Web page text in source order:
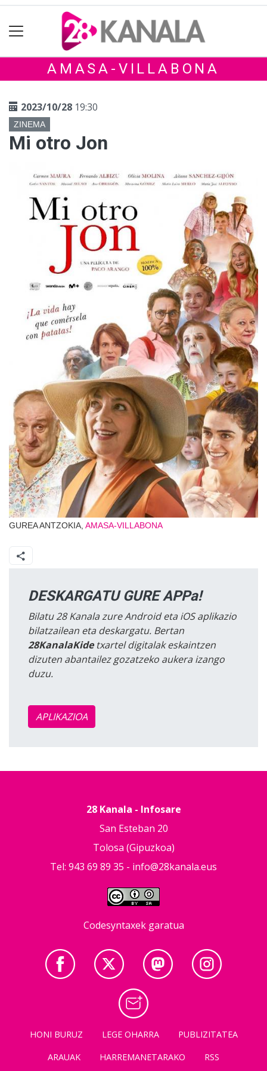
AMASA-VILLABONA
2023/10/28 19:30
ZINEMA
Mi otro Jon
GUREA ANTZOKIA, AMASA-VILLABONA
DESKARGATU GURE APPa!
Bilatu 28 Kanala zure Android eta iOS aplikazio
bilatzailean eta deskargatu. Bertan
28KanalaKidetxartel digitalak eskaintzen
dizuten abantailez gozatzeko aukera izango
duzu.
APLIKAZIOA
28 Kanala - Infosare
San Esteban 20
Tolosa (Gipuzkoa)
Tel: 943 69 89 35 - info@28kanala.eus
Codesyntaxek garatua
HONI BURUZ LEGE OHARRA
PUBLIZITATEA
ARAUAK
HARREMANETARAKO RSS